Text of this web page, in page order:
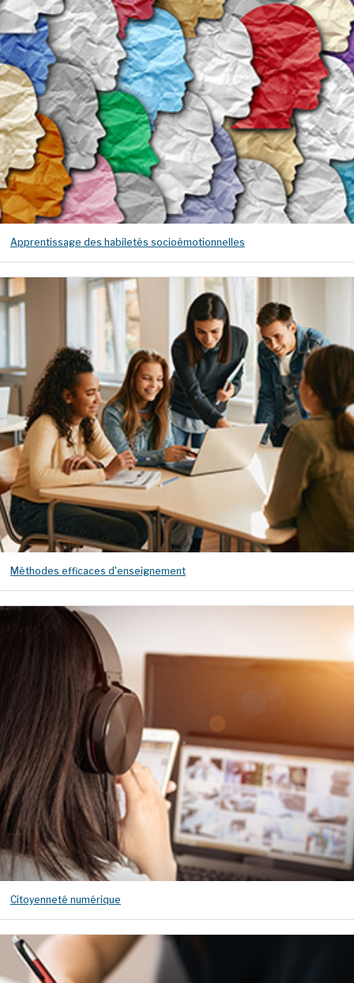
Apprentissage des habiletés socioémotionnelles
Méthodes efficaces d'enseignement
Citoyenneté numérique